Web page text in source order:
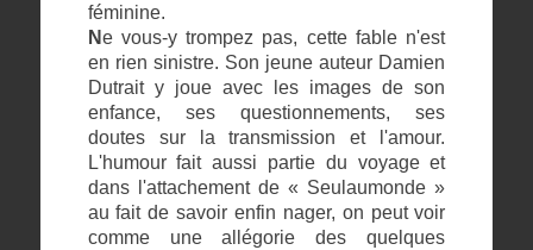
féminine.
Ne vous-y trompez pas, cette fable n'est
en rien sinistre. Son jeune auteur Damien
Dutrait y joue avec les images de son
enfance, ses questionnements, ses
doutes sur la transmission et l'amour.
L'humour fait aussi partie du voyage et
dans l'attachement de « Seulaumonde »
au fait de savoir enfin nager, on peut voir
comme une allégorie des quelques